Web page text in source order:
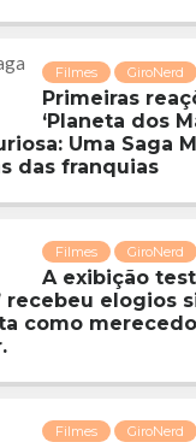
Filmes GiroNerd
Primeiras
‘Planeta dos
Uma Saga
das franquias
Filmes GiroNerd
A exibição
recebeu elogios
como
Filmes GiroNerd